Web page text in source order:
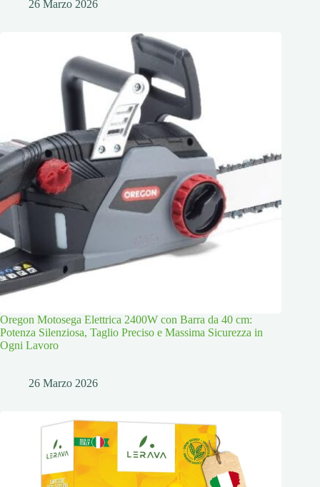
26 Marzo 2026
Oregon Motosega Elettrica 2400W con Barra da 40 cm:
Potenza Silenziosa, Taglio Preciso e Massima Sicurezza in
Ogni Lavoro
26 Marzo 2026